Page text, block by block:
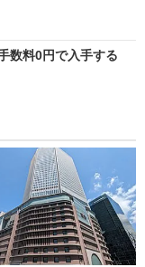
数料0円で入手する